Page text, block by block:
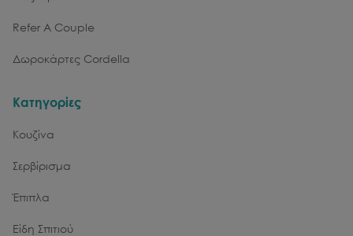
Refer A Couple
Δωροκάρτες Cordella
Κατηγορίες
Κουζίνα
Σερβίρισμα
Έπιπλα
Είδη Σπιτιού